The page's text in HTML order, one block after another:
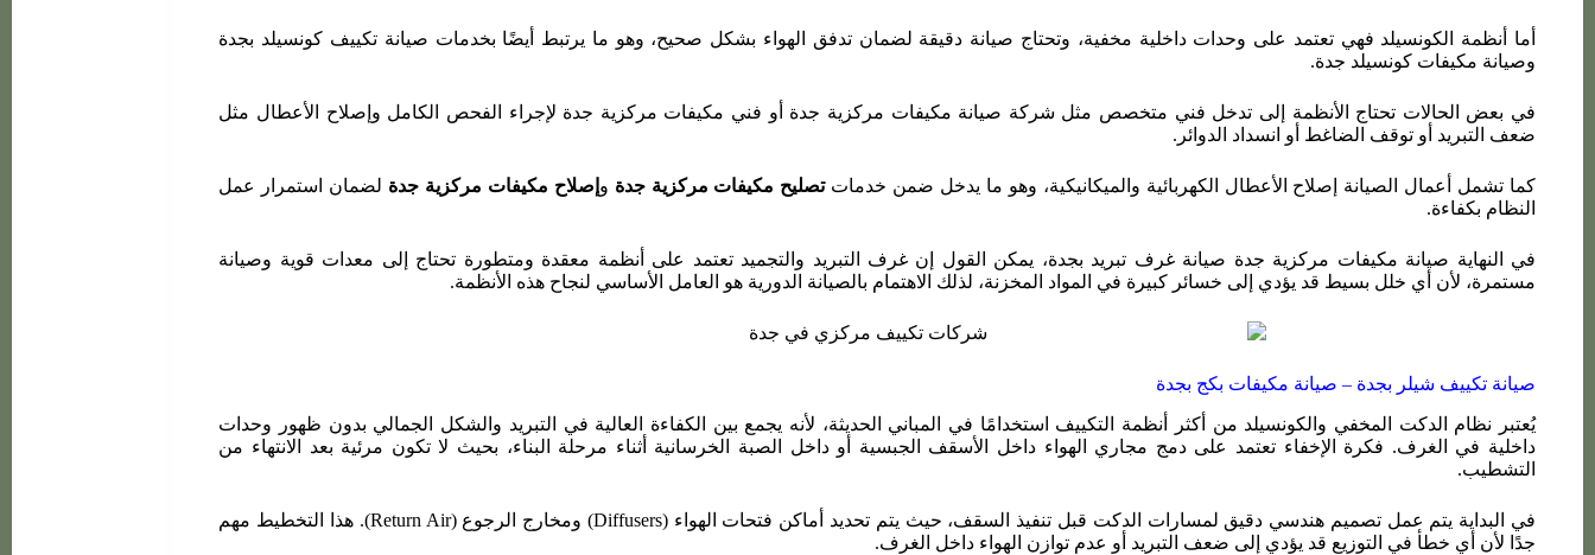
أما أنظمة الكونسيلد فهي تعتمد على وحدات داخلية مخفية، وتحتاج صيانة دقيقة لضمان تدفق الهواء بشكل صحيح، وهو ما يرتبط أيضًا بخدمات صيانة تكييف كونسيلد بجدة
وصيانة مكيفات كونسيلد جدة.
في بعض الحالات تحتاج الأنظمة إلى تدخل فني متخصص مثل شركة صيانة مكيفات مركزية جدة أو فني مكيفات مركزية جدة لإجراء الفحص الكامل وإصلاح الأعطال مثل
ضعف التبريد أو توقف الضاغط أو انسداد الدوائر.
كما تشمل أعمال الصيانة إصلاح الأعطال الكهربائية والميكانيكية، وهو ما يدخل ضمن خدماتتصليح مكيفات مركزية جدة و إصلاح مكيفات مركزية جدة لضمان استمرار عمل
النظام بكفاءة.
في النهاية صيانة مكيفات مركزية جدة صيانة غرف تبريد بجدة، يمكن القول إن غرف التبريد والتجميد تعتمد على أنظمة معقدة ومتطورة تحتاج إلى معدات قوية وصيانة
مستمرة، لأن أي خلل بسيط قد يؤدي إلى خسائر كبيرة في المواد المخزنة، لذلك الاهتمام بالصيانة الدورية هو العامل الأساسي لنجاح هذه الأنظمة.
صيانة تكييف شيلر بجدة – صيانة مكيفات بكج بجدة
يُعتبر نظام الدكت المخفي والكونسيلد من أكثر أنظمة التكييف استخدامًا في المباني الحديثة، لأنه يجمع بين الكفاءة العالية في التبريد والشكل الجمالي بدون ظهور وحدات
داخلية في الغرف. فكرة الإخفاء تعتمد على دمج مجاري الهواء داخل الأسقف الجبسية أو داخل الصبة الخرسانية أثناء مرحلة البناء، بحيث لا تكون مرئية بعد الانتهاء من
التشطيب.
في البداية يتم عمل تصميم هندسي دقيق لمسارات الدكت قبل تنفيذ السقف، حيث يتم تحديد أماكن فتحات الهواء (Diffusers) ومخارج الرجوع (Return Air). هذا التخطيط مهم
جدًا لأن أي خطأ في التوزيع قد يؤدي إلى ضعف التبريد أو عدم توازن الهواء داخل الغرف.